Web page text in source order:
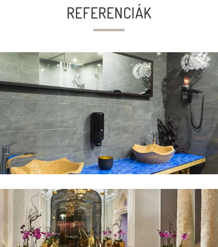
REFERENCIÁK